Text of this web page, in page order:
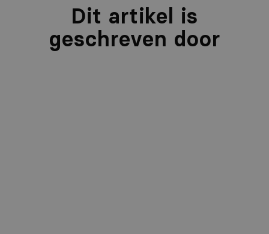
Dit artikel is
geschreven door